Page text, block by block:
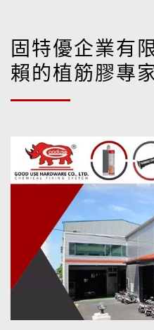
固特優企業有
賴的植筋膠專